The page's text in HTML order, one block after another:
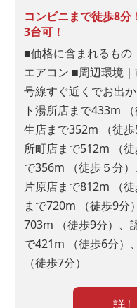
コンビニまで徒歩8
3台可！
■価格に含まれるも
エアコン ■周辺環境
号線すぐ近くでお出
ト湯所店まで433m
生店まで352m （徒
所町店まで512m （
で356m （徒歩５分
片原店まで812m （
まで720m （徒歩9分
703m （徒歩9分）、
で421m （徒歩6分）
（徒歩7分）
詳
その他の場合ご記入く
■問４.問３の中で来場し
何ですか?１つお答えくだ
ネット検索
ホームページ
チラシ
ウェブ広告
SNS
看板
弊社からのご案内